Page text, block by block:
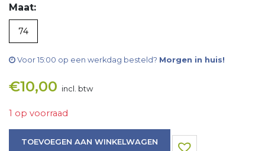
Maat:
74
Voor 15:00 op een werkdag besteld? Morgen in huis!
€10,00 incl. btw
1 op voorraad
TOEVOEGEN AAN WINKELWAGEN